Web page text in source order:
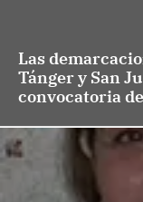
Las
Tánger y San
convocatoria